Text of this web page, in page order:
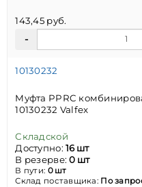
143,45 руб.
10130232
Муфта PPRC
10130232 Valfex
Складской
Доступно:16 шт
В резерве:0 шт
В пути: 0 шт
Склад поставщика: По